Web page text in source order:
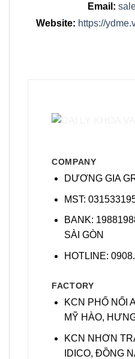
Email:
Website: https://
COMPANY
DƯƠNG GIA
MST:
BANK:
SÀI GÒN
HOTLINE:
FACTORY
KCN PHỐ NỐI
MỸ HÀO,
KCN NHƠN
IDICO, ĐỒNG